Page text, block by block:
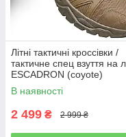
Літні тактичні кроссівки /
тактичне спец взуття на
ESCADRON (coyote)
В наявності
2 499 ₴ 2 999 ₴